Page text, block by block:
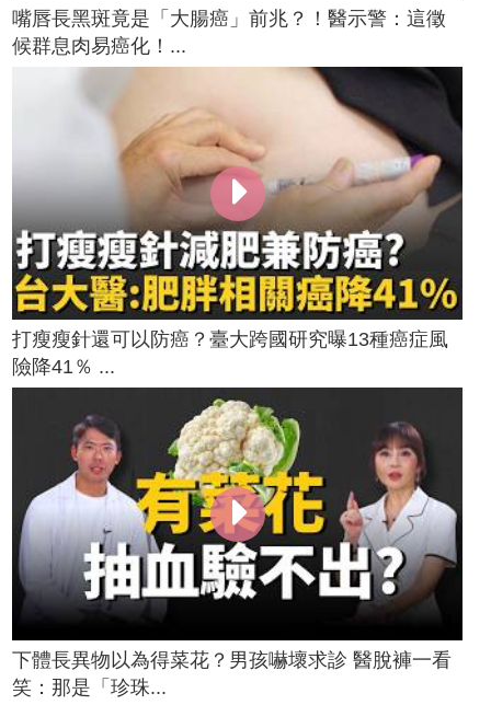
嘴唇長黑斑竟是「大腸癌」前兆？！醫示警：這徵
候群息肉易癌化！...
打瘦瘦針還可以防癌？臺大跨國研究曝13種癌症風
險降41％ ...
下體長異物以為得菜花？男孩嚇壞求診 醫脫褲一看
笑：那是「珍珠...